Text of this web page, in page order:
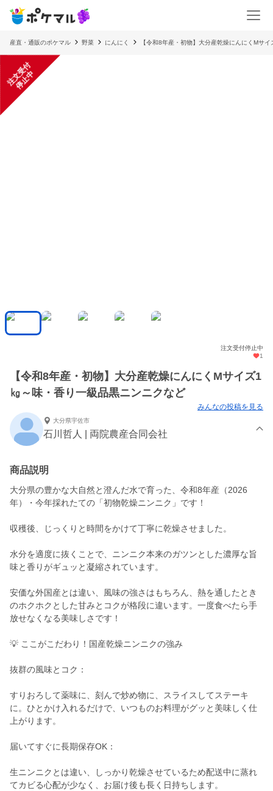
産直・通販のポケマル 野菜 にんにく 【令和8年産・初物】大分産乾燥にんにくMサ
注
文
受
付
停
止
中
注文受付停止中
1
【令和8年産・初物】大分産乾燥にんにくMサイズ1
㎏～味・香り一級品黒ニンニクなど
みんなの投稿を見る
大分県宇佐市
石川哲人 | 両院農産合同会社
商品説明
大分県の豊かな大自然と澄んだ水で育った、令和8年産（2026
年）・今年採れたての「初物乾燥ニンニク」です！
収穫後、じっくりと時間をかけて丁寧に乾燥させました。
水分を適度に抜くことで、ニンニク本来のガツンとした濃厚な旨
味と香りがギュッと凝縮されています。
安価な外国産とは違い、風味の強さはもちろん、熱を通したとき
のホクホクとした甘みとコクが格段に違います。一度食べたら手
放せなくなる美味しさです！
💡 ここがこだわり！国産乾燥ニンニクの強み
抜群の風味とコク：
すりおろして薬味に、刻んで炒め物に、スライスしてステーキ
に。ひとかけ入れるだけで、いつものお料理がグッと美味しく仕
上がります。
届いてすぐに長期保存OK：
生ニンニクとは違い、しっかり乾燥させているため配送中に蒸れ
てカビる心配が少なく、お届け後も長く日持ちします。